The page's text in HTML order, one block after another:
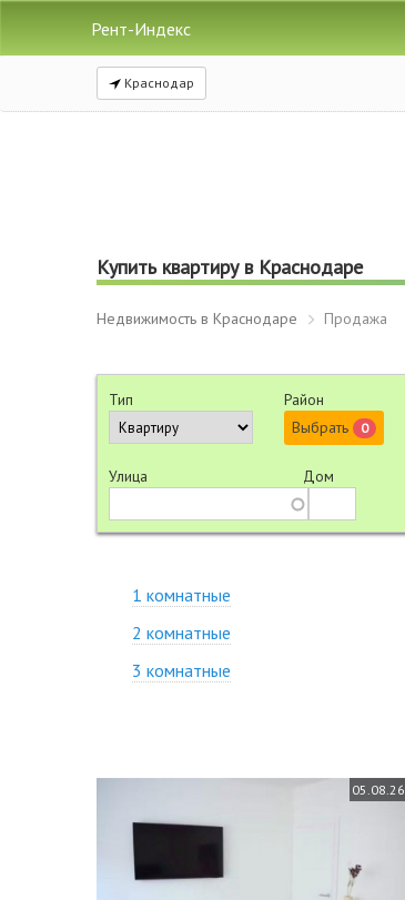
Рент-Индекс
Краснодар
Купить квартиру в Краснодаре
Недвижимость в Краснодаре Продажа
Тип
Район
Выбрать
0
Улица Дом
1 комнатные
2 комнатные
3 комнатные
05.08.26